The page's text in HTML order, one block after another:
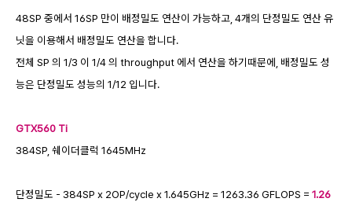
48SP 중에서 16SP 만이 배정밀도 연산이 가능하고, 4개의 단정밀도 연산 유
닛을 이용해서 배정밀도 연산을 합니다.
전체 SP 의 1/3 이 1/4 의 throughput 에서 연산을 하기때문에, 배정밀도 성
능은 단정밀도 성능의 1/12 입니다.
GTX560 Ti
384SP, 쉐이더클럭 1645MHz
단정밀도 - 384SP x 2OP/cycle x 1.645GHz = 1263.36 GFLOPS = 1.26